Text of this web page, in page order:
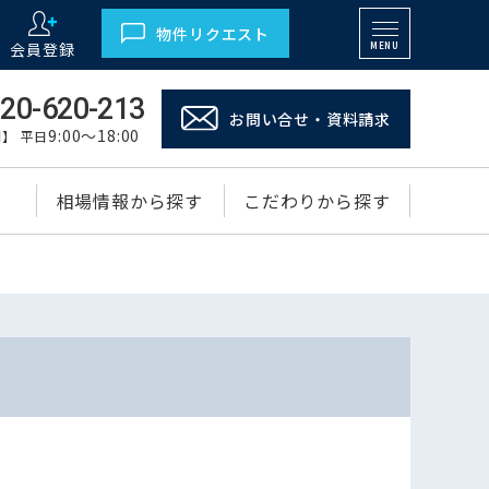
会員登録
物件リクエスト
MENU
620-213
平日9:00～18:00
お問い合せ・資料請求
相場情報から探す こだわりから探す